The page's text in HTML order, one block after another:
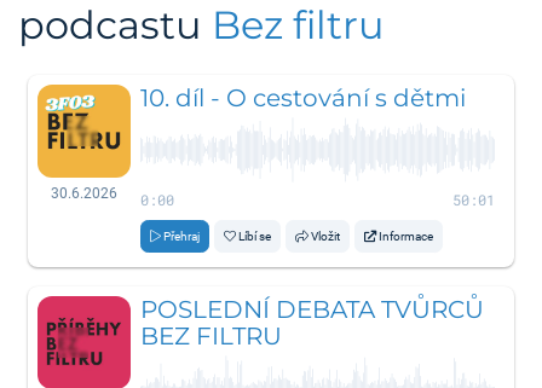
podcastu Bez filtru
30.6.2026
10. díl - O cestování s dětmi
0:00 50:01
Přehraj Líbí se Vložit Informace
POSLEDNÍ DEBATA TVŮRCŮ
BEZ FILTRU